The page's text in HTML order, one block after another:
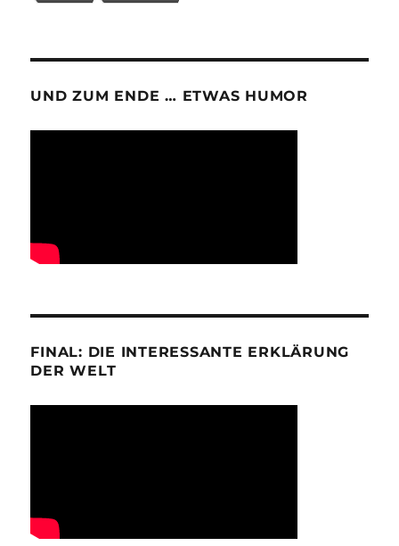
UND ZUM ENDE … ETWAS HUMOR
FINAL: DIE INTERESSANTE ERKLÄRUNG
DER WELT